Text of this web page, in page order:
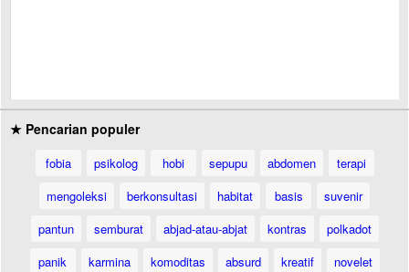
★ Pencarian populer
fobia psikolog hobi sepupu abdomen
terapi
mengoleksi
berkonsultasi habitat basis
suvenir
pantun
semburat abjad-atau-abjat kontras
polkadot
panik
karmina komoditas absurd kreatif
novelet